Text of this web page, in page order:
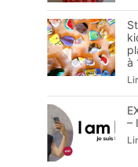
à
–